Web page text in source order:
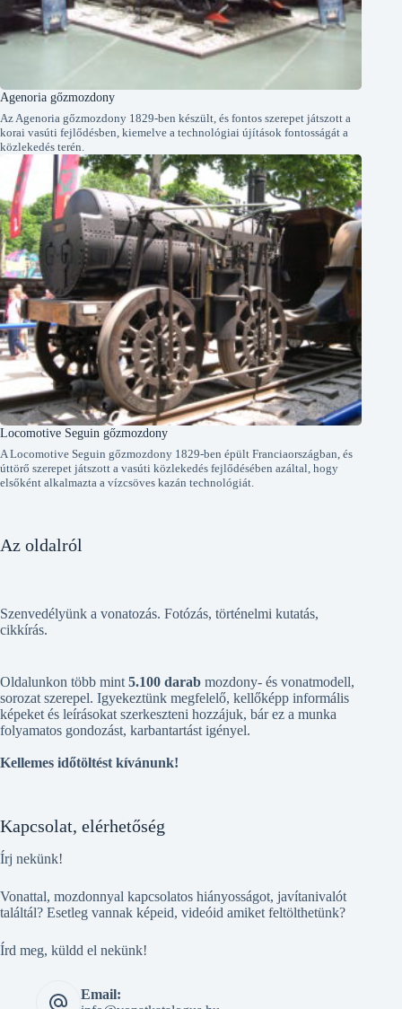
Agenoria gőzmozdony
Az Agenoria gőzmozdony 1829-ben készült, és fontos szerepet játszott a
korai vasúti fejlődésben, kiemelve a technológiai újítások fontosságát a
közlekedés terén.
Locomotive Seguin gőzmozdony
A Locomotive Seguin gőzmozdony 1829-ben épült Franciaországban, és
úttörő szerepet játszott a vasúti közlekedés fejlődésében azáltal, hogy
elsőként alkalmazta a vízcsöves kazán technológiát.
Az oldalról
Szenvedélyünk a vonatozás. Fotózás, történelmi kutatás,
cikkírás.
Oldalunkon több mint 5.100 darab mozdony- és vonatmodell,
sorozat szerepel. Igyekeztünk megfelelő, kellőképp informális
képeket és leírásokat szerkeszteni hozzájuk, bár ez a munka
folyamatos gondozást, karbantartást igényel.
Kellemes időtöltést kívánunk!
Kapcsolat, elérhetőség
Írj nekünk!
Vonattal, mozdonnyal kapcsolatos hiányosságot, javítanivalót
találtál? Esetleg vannak képeid, videóid amiket feltölthetünk?
Írd meg, küldd el nekünk!
Email: